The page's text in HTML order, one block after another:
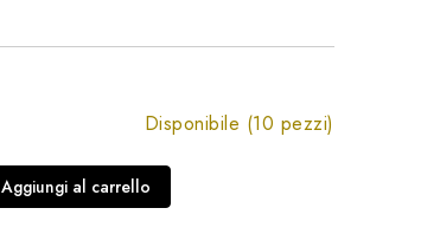
Disponibile (10 pezzi)
Aggiungi al carrello